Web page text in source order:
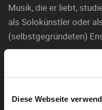
Diese Webseite
Musik, die er liebt,
als Solokünstler oder
(selbstgegründeten)
Raed Khoshaba
Die Liebe zur Musik,
Jahren. Als